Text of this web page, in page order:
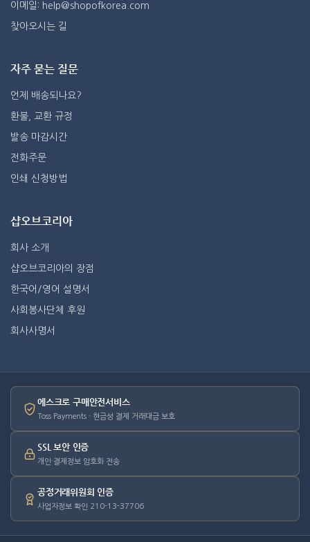
이메일: help@shopofkorea.com
찾아오시는 길
자주 묻는 질문
언제 배송되나요?
환불, 교환 규정
발송 마감시간
전화주문
인쇄 신청방법
샵오브코리아
회사 소개
샵오브코리아의 장점
한국어/영어 설명서
사회봉사단체 후원
회사사명서
에스크로 구매안전서비스
Toss Payments · 현금성 결제 거래대금 보호
SSL 보안 인증
개인·결제정보 암호화 전송
공정거래위원회 인증
사업자정보 확인 210-13-37706